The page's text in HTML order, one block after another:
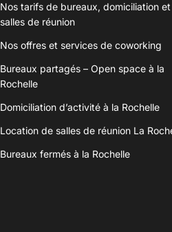
Nos tarifs de bureaux, domiciliation et
salles de réunion
Nos offres et services de coworking
Bureaux partagés – Open space à la
Rochelle
Domiciliation d’activité à la Rochelle
Location de salles de réunion La
Bureaux fermés à la Rochelle